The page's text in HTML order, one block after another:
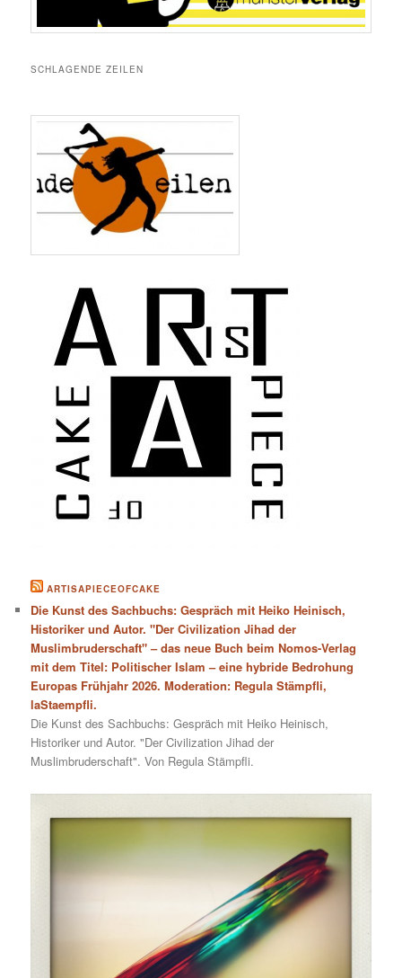
SCHLAGENDE ZEILEN
ARTISAPIECEOFCAKE
Die Kunst des Sachbuchs: Gespräch mit Heiko Heinisch,
Historiker und Autor. "Der Civilization Jihad der
Muslimbruderschaft" – das neue Buch beim Nomos-Verlag
mit dem Titel: Politischer Islam – eine hybride Bedrohung
Europas Frühjahr 2026. Moderation: Regula Stämpfli,
laStaempfli.
Die Kunst des Sachbuchs: Gespräch mit Heiko Heinisch,
Historiker und Autor. "Der Civilization Jihad der
Muslimbruderschaft". Von Regula Stämpfli.